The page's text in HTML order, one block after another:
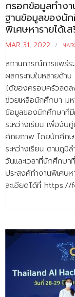
- ทุน/สมัครงาน/ศึก
วารสารคณะ
- ฐานข้อมูลงานวิจัย
- การจัดการความรู้
- โครงการบริหารจั
สวนดุสิต จังหวัดปร
- โครงการส่งเสริม
- ผลงาน/รางวัล
- SDU Zero Waste
กรอกข้อมูลทำง
ฐานข้อมูลของนั
พิเศษหารายได้เ
MAR 31, 2022
สถานการณ์การแพร่
ผลกระทบในหลายด้าน
ได้ของครอบครัวลดล
ช่วยเหลือนักศึกษา ม
ข้อมูลของนักศึกษาที่มี
ระหว่างเรียน เพื่อจั
ศักยภาพ โดยนักศึกษา
ระหว่างเรียน ตามภูมิ
วันและเวลาที่นักศึกษ
ประสงค์ทำงานพิเศษห
ละเอียดได้ที่